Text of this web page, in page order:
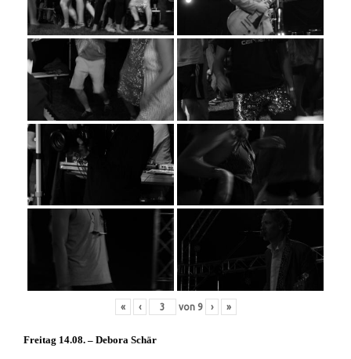
« ‹ von 9 › »
Freitag 14.08. – Debora Schär